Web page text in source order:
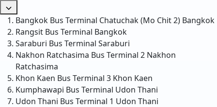
Bangkok Bus Terminal Chatuchak (Mo Chit 2) Bangkok
Rangsit Bus Terminal Bangkok
Saraburi Bus Terminal Saraburi
Nakhon Ratchasima Bus Terminal 2 Nakhon
Ratchasima
Khon Kaen Bus Terminal 3 Khon Kaen
Kumphawapi Bus Terminal Udon Thani
Udon Thani Bus Terminal 1 Udon Thani